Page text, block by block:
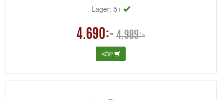
Lager: 5+
4.690:- 4.989:-
KÖP